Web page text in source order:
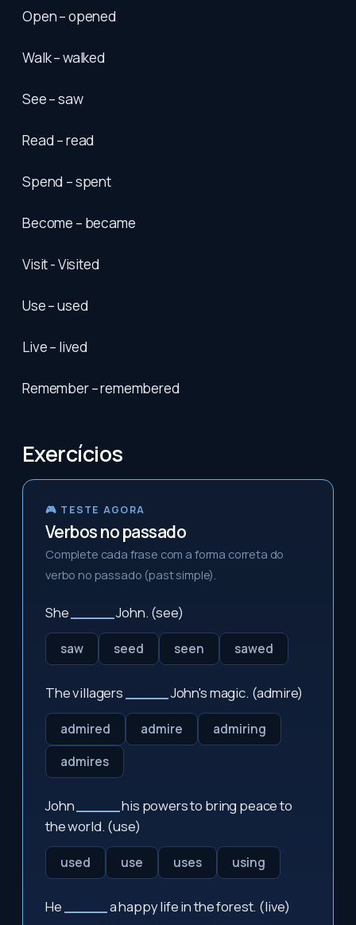
Open – opened
Walk – walked
See – saw
Read – read
Spend – spent
Become – became
Visit - Visited
Use – used
Live – lived
Remember – remembered
Exercícios
🎮 TESTE AGORA
Verbos no passado
Complete cada frase com a forma correta do
verbo no passado (past simple).
She John. (see)
saw seed seen sawed
The villagers John's magic. (admire)
admired admire
admiring
admires
John
his powers to bring peace to
the world. (use)
used use uses using
He a happy life in the forest. (live)